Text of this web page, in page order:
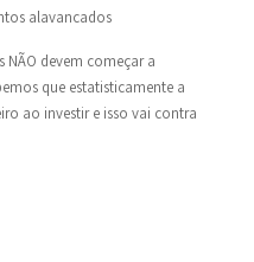
alavancados
NÃO devem começar a
que estatisticamente a
ao investir e isso vai contra